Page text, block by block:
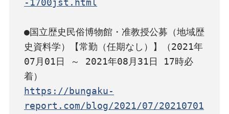
-1700jst.html
●国立歴史民俗博物館・准教授公募（地域歴
史資料学）【常勤（任期なし）】（2021年
07月01日 ～ 2021年08月31日 17時必
https://bungaku-
report.com/blog/2021/07/20210701